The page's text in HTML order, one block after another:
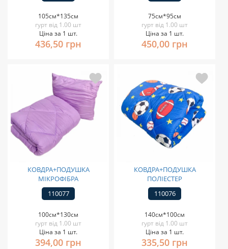
105см*135см
гурт від 1.00 шт
Ціна за 1 шт.
436,50 грн
75см*95см
гурт від 1.00 шт
Ціна за 1 шт.
450,00 грн
КОВДРА+ПОДУШКА
МІКРОФІБРА
110077
100см*130см
гурт від 1.00 шт
Ціна за 1 шт.
394,00 грн
КОВДРА+ПОДУШКА
ПОЛІЕСТЕР
110076
140см*100см
гурт від 1.00 шт
Ціна за 1 шт.
335,50 грн